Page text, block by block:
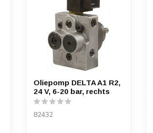
Oliepomp DELTA A1 R2,
24 V, 6-20 bar, rechts
82432